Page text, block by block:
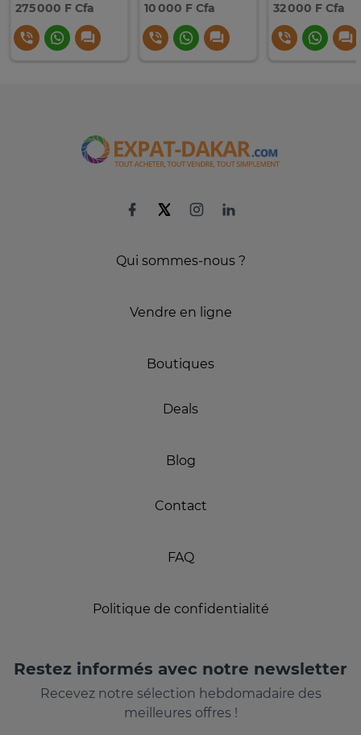
275 000 F Cfa 10 000 F Cfa 32 000 F Cfa
Qui sommes-nous ?
Vendre en ligne
Boutiques
Deals
Blog
Contact
FAQ
Politique de confidentialité
Restez informés avec notre newsletter
Recevez notre sélection hebdomadaire des
meilleures offres !